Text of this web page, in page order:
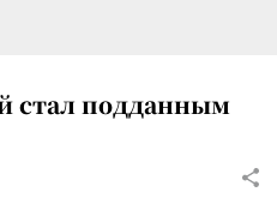
стал подданным